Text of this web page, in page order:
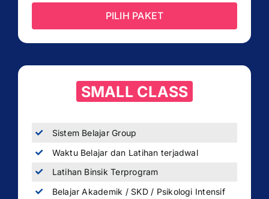
PILIH PAKET
SMALL CLASS
Sistem Belajar Group
Waktu Belajar dan Latihan terjadwal
Latihan Binsik Terprogram
Belajar Akademik / SKD / Psikologi Intensif